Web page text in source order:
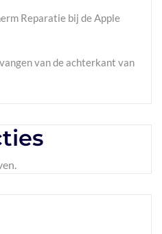
Reparatie bij de Apple
van de achterkant van